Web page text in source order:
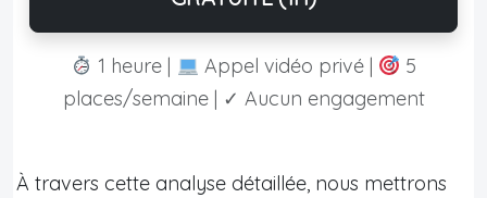
1 heure | Appel vidéo privé |
5
places/semaine | ✓ Aucun engagement
À travers cette analyse détaillée, nous mettrons